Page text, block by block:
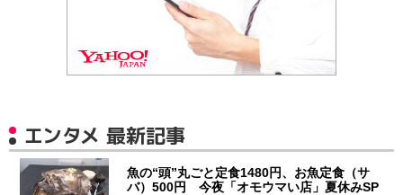
エンタメ 最新記事
魚の“頭”丸ごと定食1480円、お魚定食（サ
バ）500円 今夜「オモウマい店」夏休みSP